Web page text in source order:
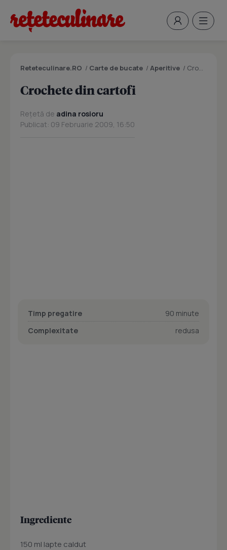
Reteteculinare.RO / Carte de bucate / Aperitive / Crochete din cartofi
Crochete din cartofi
Rețetă de adina rosioru
Publicat: 09 Februarie 2009, 16:50
Timp pregatire
90 minute
Complexitate
redusa
Ingrediente
150 ml lapte caldut